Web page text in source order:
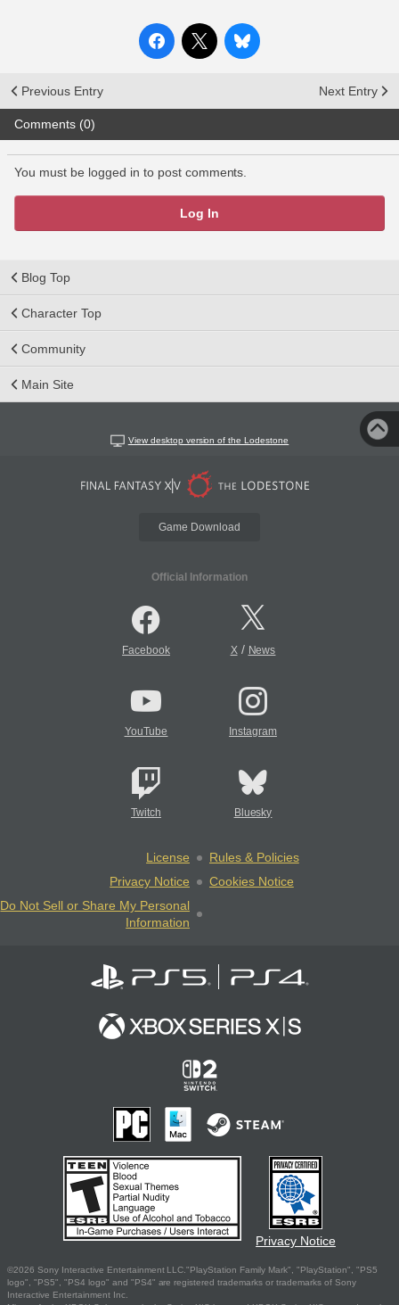
Previous Entry Next Entry
Comments (0)
You must be logged in to post comments.
Log In
Blog Top
Character Top
Community
Main Site
View desktop version of the Lodestone
Game Download
Official Information
Facebook X/ News
YouTube Instagram
Twitch Bluesky
License
Rules & Policies
Privacy Notice
Cookies Notice
Do Not Sell or Share My Personal
Information
Privacy Notice
©2026 Sony Interactive Entertainment LLC."PlayStation Family Mark", "PlayStation", "PS5
logo", "PS5", "PS4 logo" and "PS4" are registered trademarks or trademarks of Sony
Interactive Entertainment Inc.